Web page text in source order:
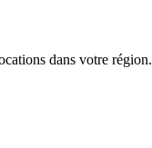
dans votre région.